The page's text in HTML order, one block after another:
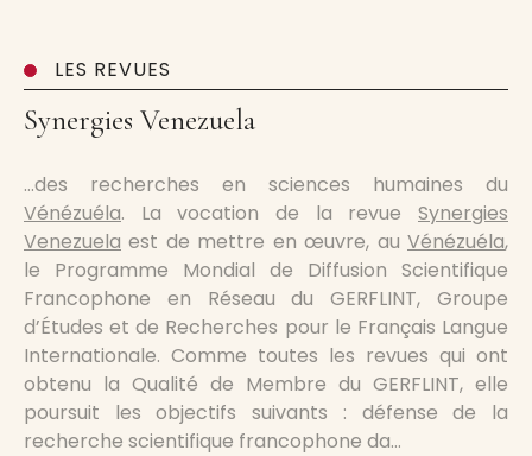
LES REVUES
Synergies Venezuela
…des recherches en sciences humaines du
Vénézuéla. La vocation de la revue Synergies
Venezuela est de mettre en œuvre, au Vénézuéla,
le Programme Mondial de Diffusion Scientifique
Francophone en Réseau du GERFLINT, Groupe
d’Études et de Recherches pour le Français Langue
Internationale. Comme toutes les revues qui ont
obtenu la Qualité de Membre du GERFLINT, elle
poursuit les objectifs suivants : défense de la
recherche scientifique francophone da…